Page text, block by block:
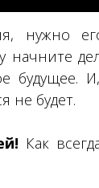
нужно
начните
будущее.
не будет.
Как